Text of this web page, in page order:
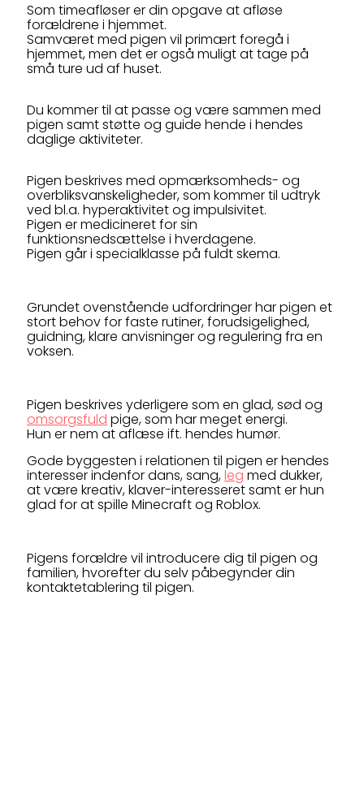
Som timeafløser er din opgave at afløse
forældrene i hjemmet.
Samværet med pigen vil primært foregå i
hjemmet, men det er også muligt at tage på
små ture ud af huset.
Du kommer til at passe og være sammen med
pigen samt støtte og guide hende i hendes
daglige aktiviteter.
Pigen beskrives med opmærksomheds- og
overbliksvanskeligheder, som kommer til udtryk
ved bl.a. hyperaktivitet og impulsivitet.
Pigen er medicineret for sin
funktionsnedsættelse i hverdagene.
Pigen går i specialklasse på fuldt skema.
Grundet ovenstående udfordringer har pigen et
stort behov for faste rutiner, forudsigelighed,
guidning, klare anvisninger og regulering fra en
voksen.
Pigen beskrives yderligere som en glad, sød og
omsorgsfuld pige, som har meget energi.
Hun er nem at aflæse ift. hendes humør.
Gode byggesten i relationen til pigen er hendes
interesser indenfor dans, sang,leg med dukker,
at være kreativ, klaver-interesseret samt er hun
glad for at spille Minecraft og Roblox.
Pigens forældre vil introducere dig til pigen og
familien, hvorefter du selv påbegynder din
kontaktetablering til pigen.